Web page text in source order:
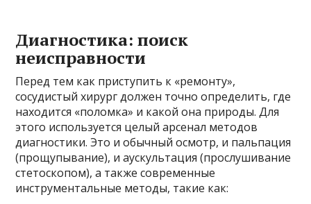
Диагностика: поиск
неисправности
Перед тем как приступить к «ремонту»,
сосудистый хирург должен точно определить, где
находится «поломка» и какой она природы. Для
этого используется целый арсенал методов
диагностики. Это и обычный осмотр, и пальпация
(прощупывание), и аускультация (прослушивание
стетоскопом), а также современные
инструментальные методы, такие как: